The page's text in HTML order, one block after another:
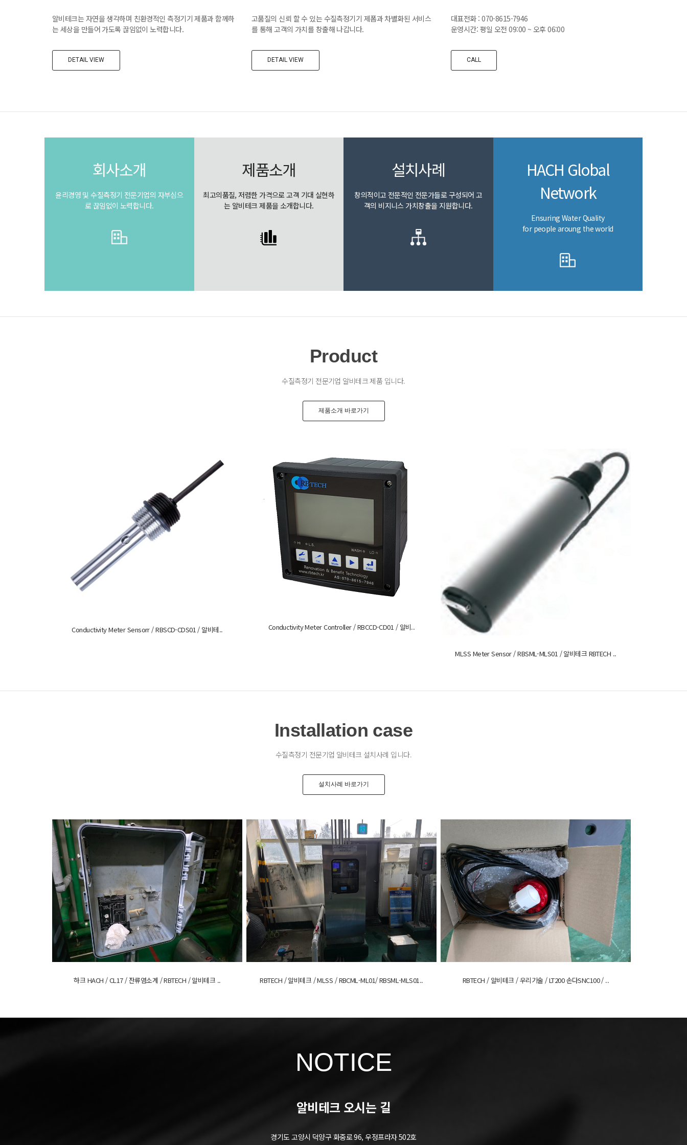
알비테크는 자연을 생각하며 친환경적인 측정기기 제품과 함께하
는 세상을 만들어 가도록 끊임없이 노력합니다.
DETAIL VIEW
고품질의 신뢰 할 수 있는 수질측정기기 제폼과 차별화된 서비스
를 통해 고객의 가치를 창출해 나갑니다.
DETAIL VIEW
대표전화 : 070-8615-7946
운영시간: 평일 오전 09:00 ~ 오후 06:00
CALL
회사소개
윤리경영 및 수질측정기 전문기업의 자부심으
로 끊임없이 노력합니다.
제품소개
최고의품질, 저렴한 가격으로 고객 기대 실현하
는 알비테크 제품을 소개합니다.
설치사례
창의적이고 전문적인 전문가들로 구성되어 고
객의 비지니스 가치창출을 지원합니다.
HACH Global
Network
Ensuring Water Quality
for people aroung the world
Product
수질측정기 전문기업 알비테크 제품 입니다.
제품소개 바로가기
Conductivity Meter Sensorr / RBSCD-CDS01 / 알비테.. Conductivity Meter Controller / RBCCD-CD01 / 알비..
MLSS Meter Sensor / RBSML-MLS01 / 알비테크 RBTECH ..
Installation case
수질측정기 전문기업 알비테크 설치사례 입니다.
설치사례 바로가기
하크 HACH / CL17 / 잔류염소계 / RBTECH / 알비테크 .. RBTECH / 알비테크 / MLSS / RBCML-ML01/ RBSML-MLS01.. RBTECH / 알비테크 / 우리기술 / LT200 손다SNC100 / ..
NOTICE
알비테크 오시는 길
경기도 고양시 덕양구 화중로 96, 우정프라자 502호